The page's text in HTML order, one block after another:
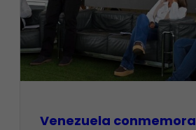
Venezuela conmemora